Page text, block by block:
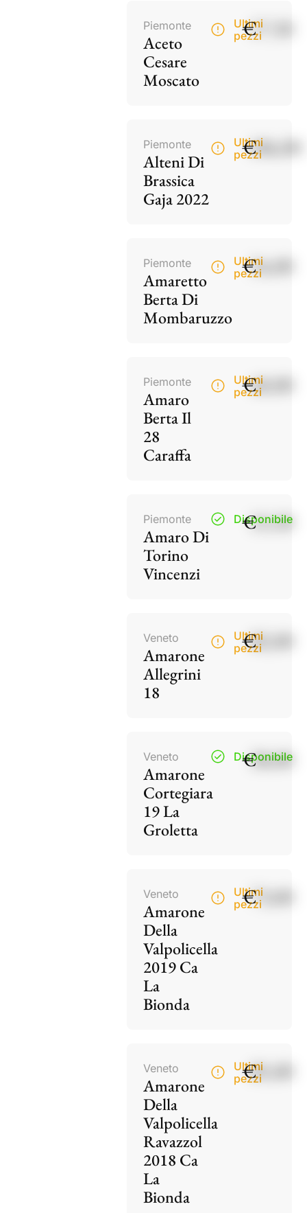
Piemonte
Aceto
Cesare
Moscato
Ultimi
pezzi
€17,50
Piemonte
Alteni Di
Brassica
Gaja 2022
Ultimi
pezzi
€186,00
Piemonte
Amaretto
Berta Di
Mombaruzzo
Ultimi
pezzi
€34,00
Piemonte
Amaro
Berta Il
28
Caraffa
Ultimi
pezzi
€40,00
Piemonte
Amaro Di
Torino
Vincenzi
Disponibile
€15,50
Veneto
Amarone
Allegrini
18
Ultimi
pezzi
€82,00
Veneto
Amarone
Cortegiara
19 La
Groletta
Disponibile
€38,00
Veneto
Amarone
Della
Valpolicella
2019 Ca
La
Bionda
Ultimi
pezzi
€73,00
Veneto
Amarone
Della
Valpolicella
Ravazzol
2018 Ca
La
Bionda
Ultimi
pezzi
€85,00